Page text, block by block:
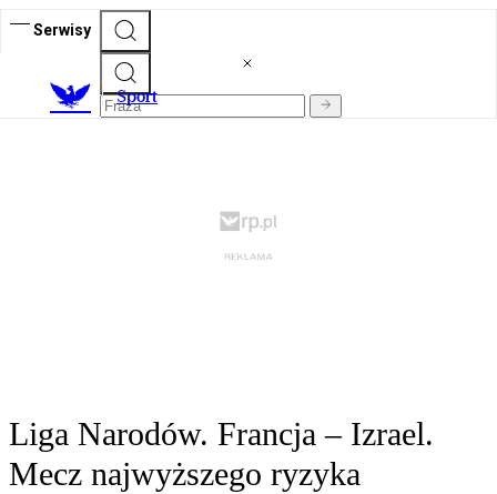
Serwisy
Sport
Liga Narodów. Francja – Izrael.
Mecz najwyższego ryzyka